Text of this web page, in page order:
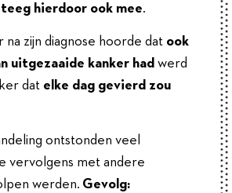
hierdoor ook mee.
na zijn diagnose hoorde dat ook
uitgezaaide kanker had werd
dat elke dag gevierd zou
ontstonden veel
vervolgens met andere
werden. Gevolg: